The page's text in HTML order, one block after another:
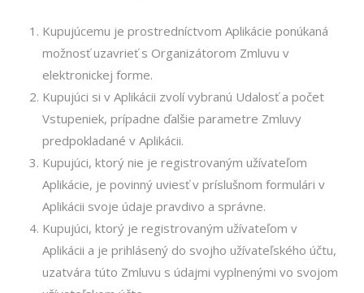
Kupujúcemu je prostredníctvom Aplikácie ponúkaná
možnosť uzavrieť s Organizátorom Zmluvu v
elektronickej forme.
Kupujúci si v Aplikácii zvolí vybranú Udalosť a počet
Vstupeniek, prípadne ďalšie parametre Zmluvy
predpokladané v Aplikácii.
Kupujúci, ktorý nie je registrovaným užívateľom
Aplikácie, je povinný uviesť v príslušnom formulári v
Aplikácii svoje údaje pravdivo a správne.
Kupujúci, ktorý je registrovaným užívateľom v
Aplikácii a je prihlásený do svojho užívateľského účtu,
uzatvára túto Zmluvu s údajmi vyplnenými vo svojom